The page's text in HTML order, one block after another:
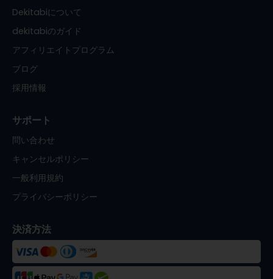
Dekitabiについて
dekitabiのガイド
アフィリエイトプログラム
ブログ
採用情報
サポート
問い合わせ
キャンセルポリシー
一般利用規約
プライバシーポリシー
決済方法